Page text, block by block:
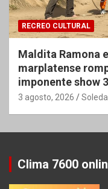
RECREO CULTURAL
Maldita Ramona
marplatense
imponente show
3 agosto, 2026
Clima 7600